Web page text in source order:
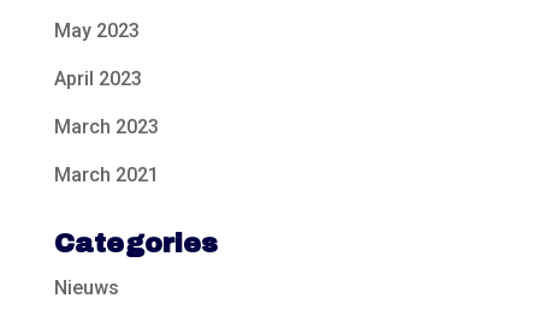
May 2023
April 2023
March 2023
March 2021
Categories
Nieuws